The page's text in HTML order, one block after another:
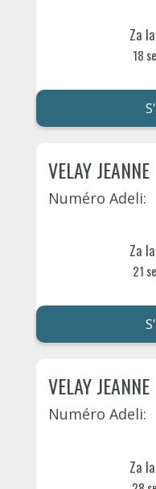
Za
18
VELAY JEANNE
Numéro Adeli:
Za
21
VELAY JEANNE
Numéro Adeli:
Za